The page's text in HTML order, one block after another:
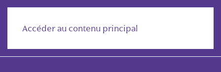
Accéder au contenu principal